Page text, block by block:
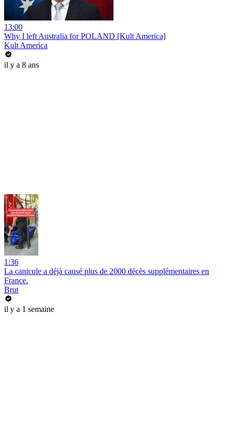
13:00
Why I left Australia for POLAND [Kult America]
Kult America
il y a 8 ans
1:36
La canicule a déjà causé plus de 2000 décès supplémentaires en
France.
Brut
il y a 1 semaine